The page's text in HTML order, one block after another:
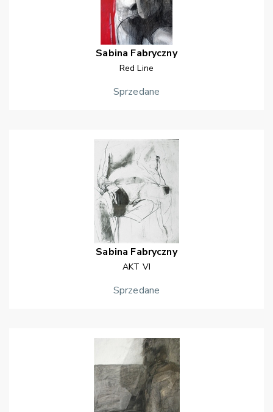
Sabina Fabryczny
Red Line
Sprzedane
Sabina Fabryczny
AKT VI
Sprzedane